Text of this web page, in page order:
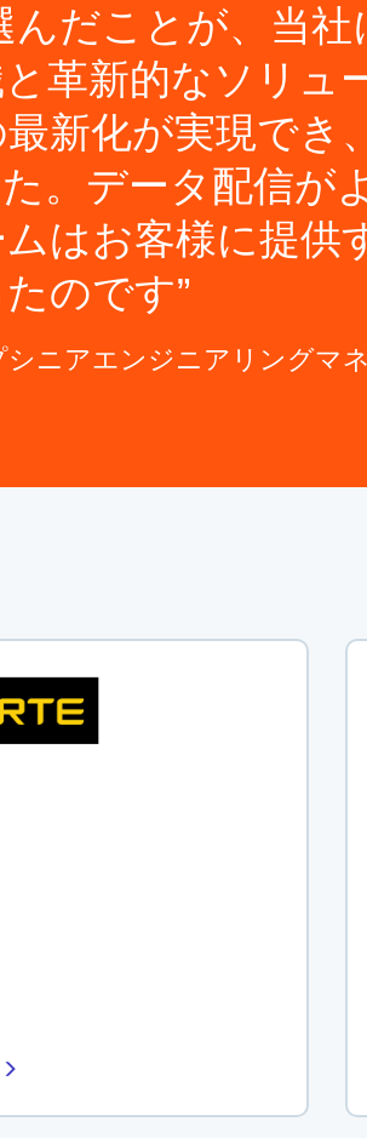
だことが、当
革新的なソリュ
新化が実現でき
。データ配信が
はお客様に提供
のです
ニアエンジニアリングマ